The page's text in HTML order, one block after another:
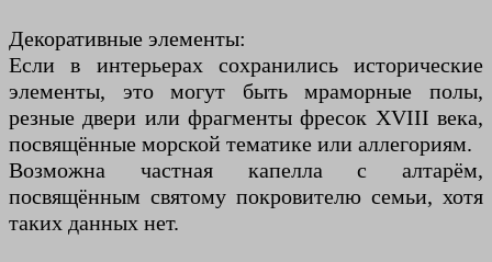
Декоративные элементы:
Если в интерьерах сохранились исторические
элементы, это могут быть мраморные полы,
резные двери или фрагменты фресок XVIII века,
посвящённые морской тематике или аллегориям.
Возможна частная капелла с алтарём,
посвящённым святому покровителю семьи, хотя
таких данных нет.